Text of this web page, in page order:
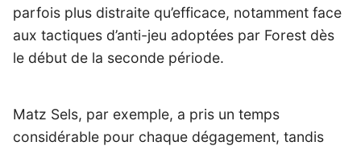
parfois plus distraite qu’efficace, notamment face
aux tactiques d’anti-jeu adoptées par Forest dès
le début de la seconde période.
Matz Sels, par exemple, a pris un temps
considérable pour chaque dégagement, tandis